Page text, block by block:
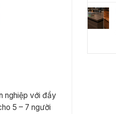
nghiệp với đầy
5 – 7 người